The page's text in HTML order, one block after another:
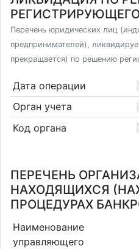
Перечень юридических лиц
предпринимателей),
прекращается) по решению
Дата операции
Орган учета
Код органа
ПЕРЕЧЕНЬ
НАХОДЯЩИХСЯ
ПРОЦЕДУРАХ
Наименование
управляющего